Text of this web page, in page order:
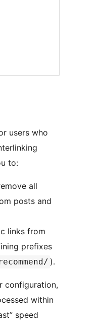
users who
to:
all
posts and
links from
prefixes
).
configuration,
within
speed